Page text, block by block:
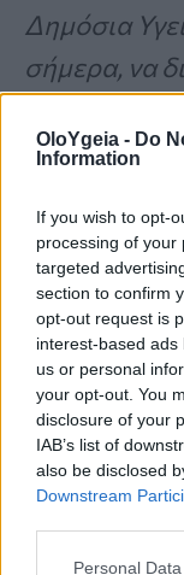
OloYgeia - Do
Information
If you wish to opt-
processing of your
targeted
section to confirm
opt-out request is
interest-based
us or personal
your opt-out. You
disclosure of your
IAB’s list of
also be disclosed
Downstream
Personal
Δημόσια
σήμερα, να
όφελος των
κοινωνικού
ΛΑΜΠΡΊΝΑ